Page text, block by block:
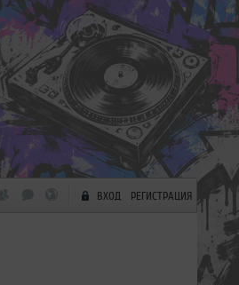
ВХОД РЕГИСТРАЦИЯ